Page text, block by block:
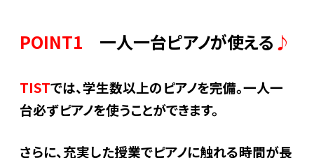
POINT1 一人一台ピアノが使える ♪
TISTでは、学生数以上のピアノを完備。一人一
台必ずピアノを使うことができます。
さらに、充実した授業でピアノに触れる時間が長